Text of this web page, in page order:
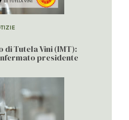
Tutela Vini (IMT):
presidente